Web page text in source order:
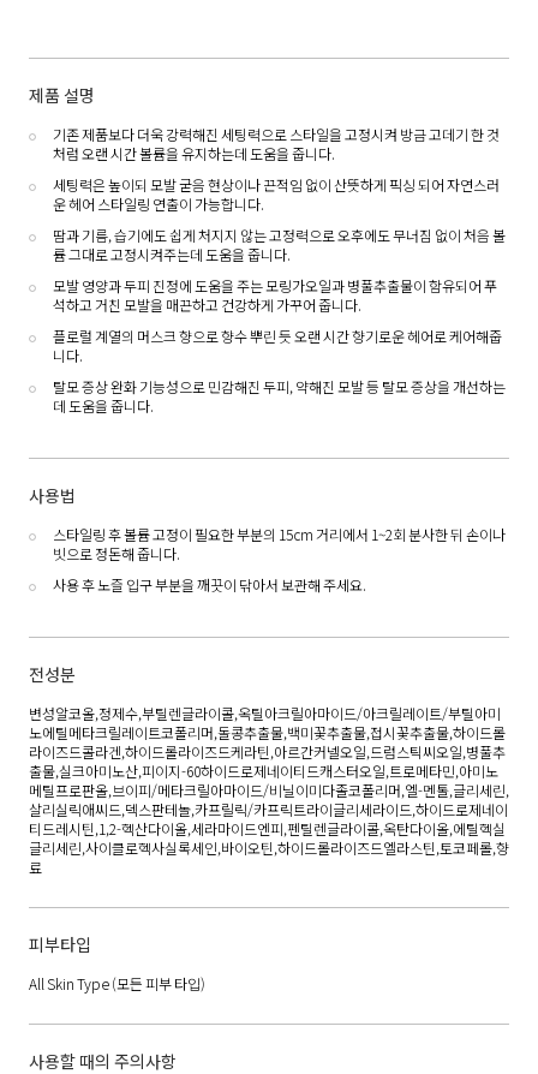
제품 설명
기존 제품보다 더욱 강력해진 세팅력으로 스타일을 고정시켜 방금 고데기 한 것
처럼 오랜 시간 볼륨을 유지하는데 도움을 줍니다.
세팅력은 높이되 모발 굳음 현상이나 끈적임 없이 산뜻하게 픽싱 되어 자연스러
운 헤어 스타일링 연출이 가능합니다.
땀과 기름, 습기에도 쉽게 처지지 않는 고정력으로 오후에도 무너짐 없이 처음 볼
륨 그대로 고정시켜주는데 도움을 줍니다.
모발 영양과 두피 진정에 도움을 주는 모링가오일과 병풀추출물이 함유되어 푸
석하고 거친 모발을 매끈하고 건강하게 가꾸어 줍니다.
플로럴 계열의 머스크 향으로 향수 뿌린 듯 오랜 시간 향기로운 헤어로 케어해줍
니다.
탈모 증상 완화 기능성으로 민감해진 두피, 약해진 모발 등 탈모 증상을 개선하는
데 도움을 줍니다.
사용법
스타일링 후 볼륨 고정이 필요한 부분의 15cm 거리에서 1~2회 분사한 뒤 손이나
빗으로 정돈해 줍니다.
사용 후 노즐 입구 부분을 깨끗이 닦아서 보관해 주세요.
전성분
변성알코올,정제수,부틸렌글라이콜,옥틸아크릴아마이드/아크릴레이트/부틸아미
노에틸메타크릴레이트코폴리머,돌콩추출물,백미꽃추출물,접시꽃추출물,하이드롤
라이즈드콜라겐,하이드롤라이즈드케라틴,아르간커넬오일,드럼스틱씨오일,병풀추
출물,실크아미노산,피이지-60하이드로제네이티드캐스터오일,트로메타민,아미노
메틸프로판올,브이피/메타크릴아마이드/비닐이미다졸코폴리머,엘-멘톨,글리세린,
살리실릭애씨드,덱스판테놀,카프릴릭/카프릭트라이글리세라이드,하이드로제네이
티드레시틴,1,2-헥산다이올,세라마이드엔피,펜틸렌글라이콜,옥탄다이올,에틸헥실
글리세린,사이클로헥사실록세인,바이오틴,하이드롤라이즈드엘라스틴,토코페롤,향
료
피부타입
All Skin Type(모든 피부 타입)
사용할 때의 주의사항